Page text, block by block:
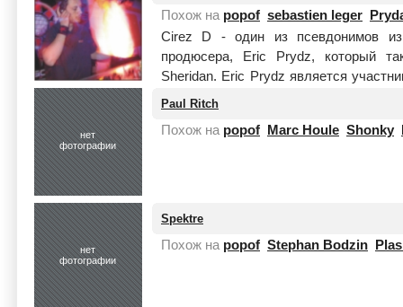
Похож на popof sebastien leger
Cirez D - один из псевдонимов
продюсера, Eric Prydz, который
Sheridan. Eric Prydz является
...
Читать целиком
нет
фотографии
Paul Ritch
Похож на popof Marc Houle Shonky
нет
фотографии
Spektre
Похож на popof Stephan Bodzin